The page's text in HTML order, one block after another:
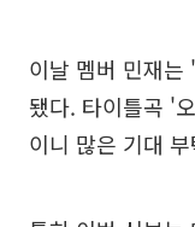
이날 멤버 민재는
됐다. 타이틀곡 '
이니 많은 기대